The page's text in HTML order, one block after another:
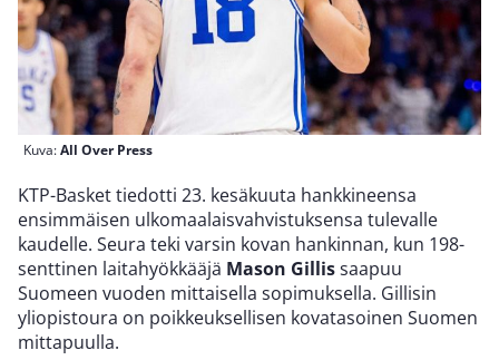
Kuva:All Over Press
KTP-Basket tiedotti 23. kesäkuuta hankkineensa
ensimmäisen ulkomaalaisvahvistuksensa tulevalle
kaudelle. Seura teki varsin kovan hankinnan, kun 198-
senttinen laitahyökkääjä Mason Gillissaapuu
Suomeen vuoden mittaisella sopimuksella. Gillisin
yliopistoura on poikkeuksellisen kovatasoinen Suomen
mittapuulla.